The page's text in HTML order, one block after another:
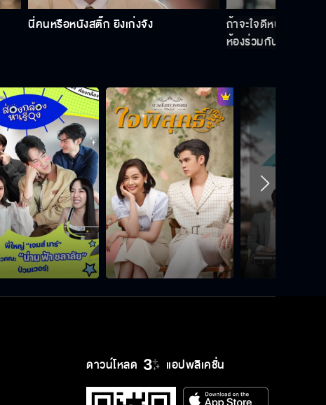
นี่คนหรือหนังสติ๊ก ยิงเก่งจัง
ถ้าจะใจดีหน่อยก็คิดเ
ห้องร่วมกัน
ดาวน์โหลด แอปพลิเคชั่น